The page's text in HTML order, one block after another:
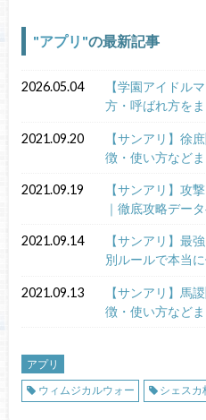
アプリ の最新記事
2026.05.04
【学園アイドル
方・呼ばれ方をま
2021.09.20
【サンアリ】徐
徴・使い方など
2021.09.19
【サンアリ】攻
｜徹底攻略デー
2021.09.14
【サンアリ】最
別ルールで本当
2021.09.13
【サンアリ】馬
徴・使い方など
アプリ
ウィムジカルウォー
シェスカ